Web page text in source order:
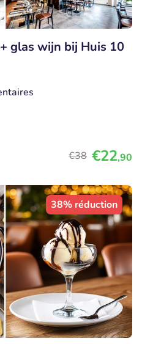
glas wijn bij Huis 10
€38 €22,90
38% réduction